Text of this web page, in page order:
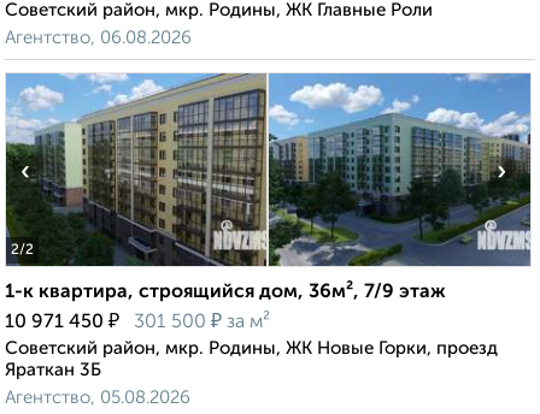
Советский район, мкр. Родины, ЖК Главные Роли
Агентство, 06.08.2026
2/2
‹ ›
1-к квартира, строящийся дом, 36м², 7/9 этаж
10 971 450 ₽ 301 500 ₽ за м²
Советский район, мкр. Родины, ЖК Новые Горки, проезд
Яраткан 3Б
Агентство, 05.08.2026